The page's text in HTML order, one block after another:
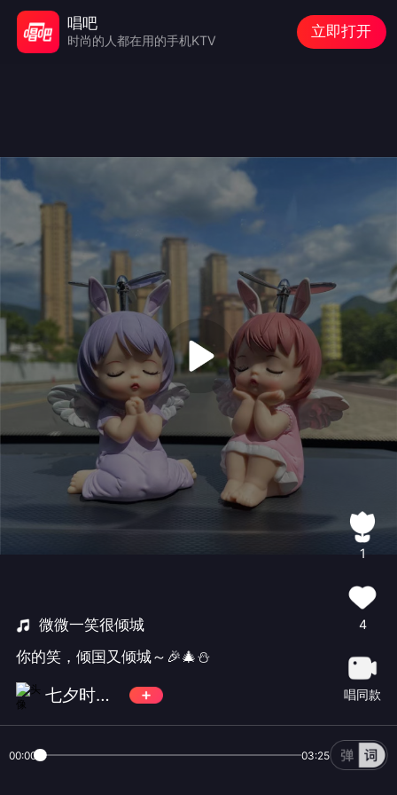
微微一笑很倾城
你的笑，倾国又倾城～🎉🎄⛄
七夕时光📀
1
4
唱同款
00:00 03:25
唱吧
时尚的人都在用的手机KTV
立即打开